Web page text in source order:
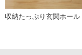
収納たっぷり玄関ホール